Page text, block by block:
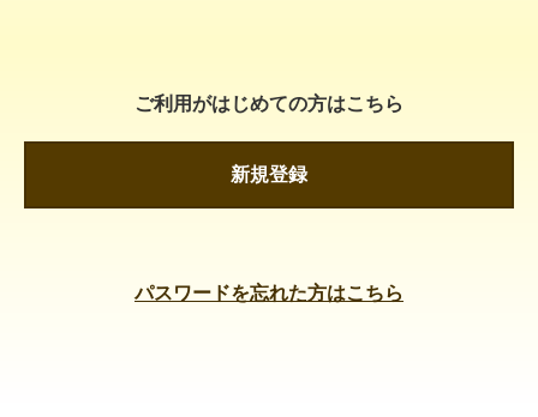
ご利用がはじめての方はこちら
新規登録
パスワードを忘れた方はこちら